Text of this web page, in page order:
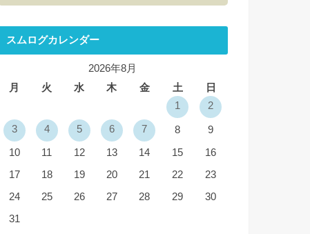
スムログカレンダー
2026年8月
月
火 水 木 金 土
日
1
2
3 4 5 6 7 8 9
10 11 12 13 14 15
16
17
18 19 20 21 22
23
24
25 26 27 28 29
30
31